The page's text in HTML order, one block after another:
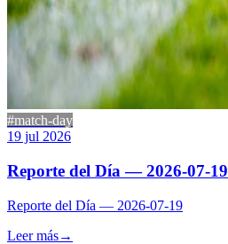
#match-day
19 jul 2026
Reporte del Día — 2026-07-19
Reporte del Día — 2026-07-19
Leer más→